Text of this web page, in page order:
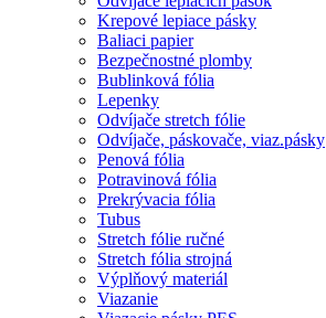
Krepové lepiace pásky
Baliaci papier
Bezpečnostné plomby
Bublinková fólia
Lepenky
Odvíjače stretch fólie
Odvíjače, páskovače, viaz.pásky
Penová fólia
Potravinová fólia
Prekrývacia fólia
Tubus
Stretch fólie ručné
Stretch fólia strojná
Výplňový materiál
Viazanie